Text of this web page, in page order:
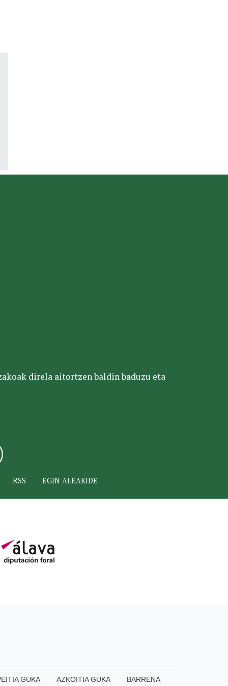
direla aitortzen baldin baduzu eta
RSS EGIN ALEAKIDE
GUKA AZKOITIA GUKA BARRENA